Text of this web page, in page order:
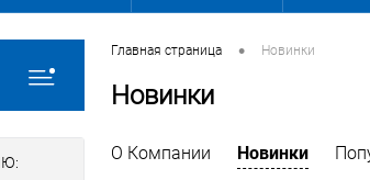
Главная страница • Новинки
Новинки
О Компании Новинки